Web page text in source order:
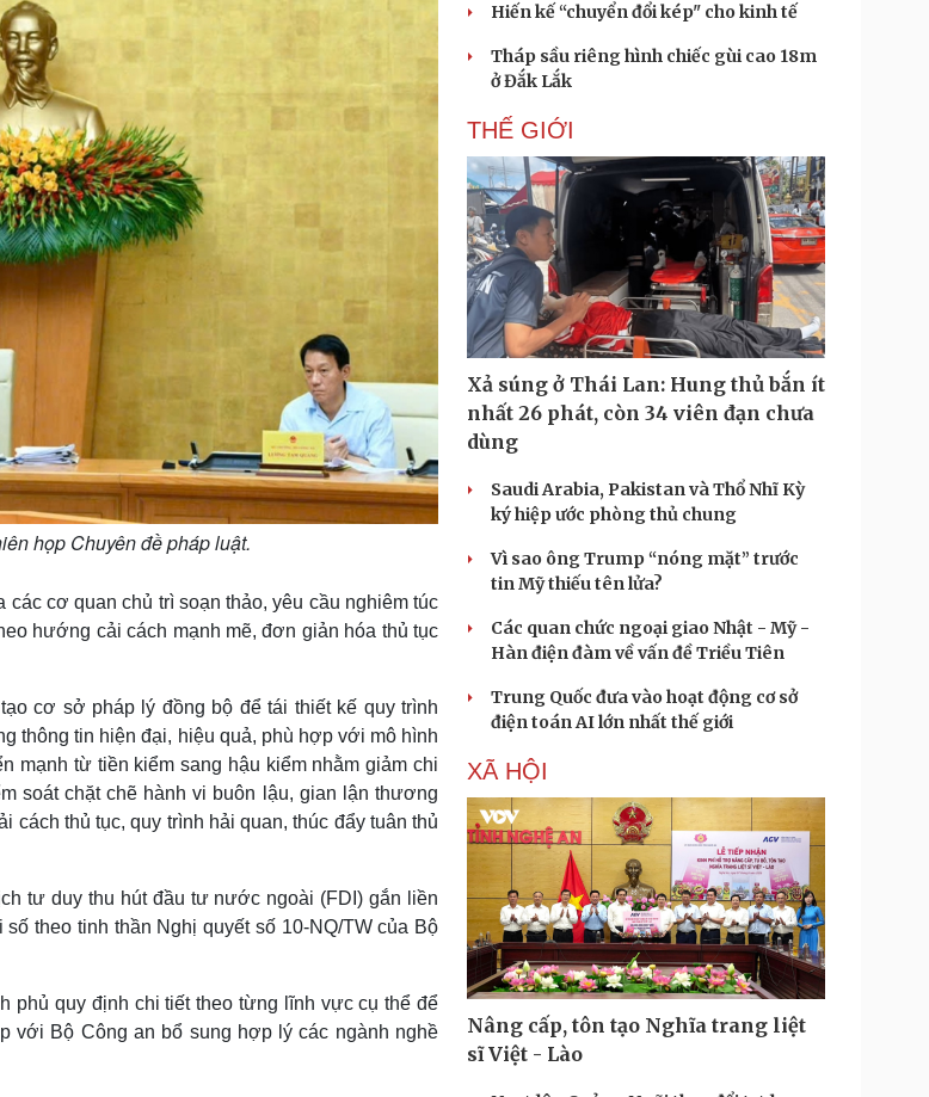
họp Chuyên đề pháp luật.
cơ quan chủ trì soạn thảo, yêu cầu nghiêm túc
hướng cải cách mạnh mẽ, đơn giản hóa thủ tục
cơ sở pháp lý đồng bộ để tái thiết kế quy trình
thông tin hiện đại, hiệu quả, phù hợp với mô hình
mạnh từ tiền kiểm sang hậu kiểm nhằm giảm chi
soát chặt chẽ hành vi buôn lậu, gian lận thương
cách thủ tục, quy trình hải quan, thúc đẩy tuân thủ
tư duy thu hút đầu tư nước ngoài (FDI) gắn liền
theo tinh thần Nghị quyết số 10-NQ/TW của Bộ
phủ quy định chi tiết theo từng lĩnh vực cụ thể để
với Bộ Công an bổ sung hợp lý các ngành nghề
Hiến kế “chuyển đổi kép" cho kinh tế
Tháp sầu riêng hình chiếc gùi cao 18m
ở Đắk Lắk
THẾ GIỚI
Xả súng ở Thái Lan: Hung thủ bắn ít
nhất 26 phát, còn 34 viên đạn chưa
dùng
Saudi Arabia, Pakistan và Thổ Nhĩ Kỳ
ký hiệp ước phòng thủ chung
Vì sao ông Trump “nóng mặt” trước
tin Mỹ thiếu tên lửa?
Các quan chức ngoại giao Nhật - Mỹ -
Hàn điện đàm về vấn đề Triều Tiên
Trung Quốc đưa vào hoạt động cơ sở
điện toán AI lớn nhất thế giới
XÃ HỘI
Nâng cấp, tôn tạo Nghĩa trang liệt
sĩ Việt - Lào